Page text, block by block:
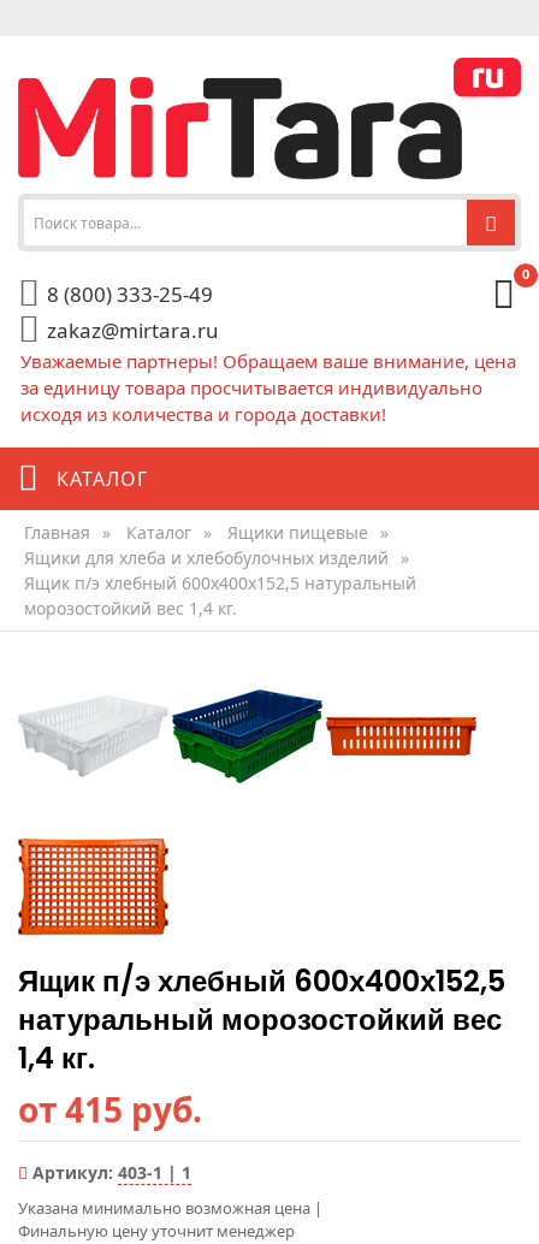
8 (800) 333-25-49
zakaz@mirtara.ru
0
Уважаемые партнеры! Обращаем ваше внимание, цена
за единицу товара просчитывается индивидуально
исходя из количества и города доставки!
КАТАЛОГ
Главная » Каталог » Ящики пищевые
»
Ящики для хлеба и хлебобулочных изделий
»
Ящик п/э хлебный 600х400х152,5 натуральный
морозостойкий вес 1,4 кг.
Ящик п/э хлебный 600х400х152,5
натуральный морозостойкий вес
1,4 кг.
от 415 руб.
Артикул: 403-1 | 1
Указана минимально возможная цена |
Финальную цену уточнит менеджер